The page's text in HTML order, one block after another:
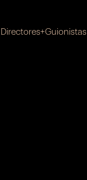
Directores+Guionistas